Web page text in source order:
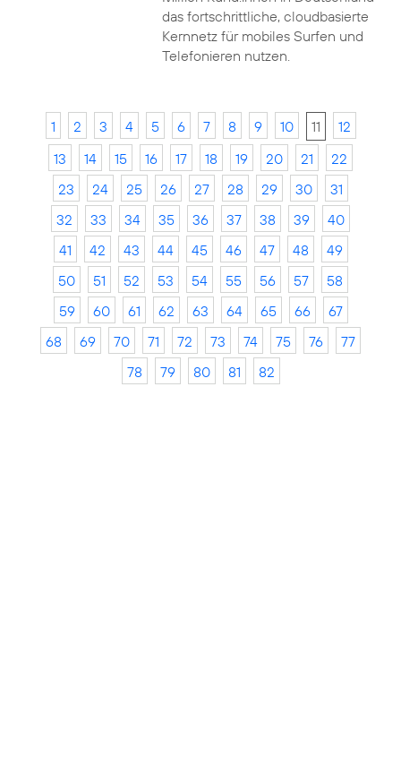
das fortschrittliche, cloudbasierte
Kernnetz für mobiles Surfen und
Telefonieren nutzen.
1 2 3 4 5 6 7 8 9 10 11
12
13
14 15 16 17 18 19 20 21
22
23
24 25 26 27 28 29 30
31
32
33 34 35 36 37 38 39
40
41
42 43 44 45 46 47 48
49
50
51 52 53 54 55 56 57
58
59
60 61 62 63 64 65 66
67
68
69 70 71 72 73 74 75 76
77
78
79 80 81 82